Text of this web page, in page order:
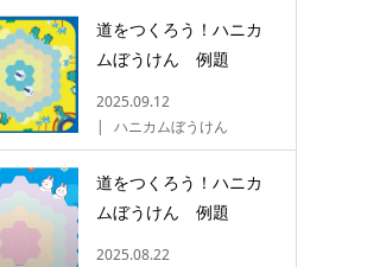
道をつくろう！ハニカ
ムぼうけん 例題
2025.09.12
ハニカムぼうけん
道をつくろう！ハニカ
ムぼうけん 例題
2025.08.22